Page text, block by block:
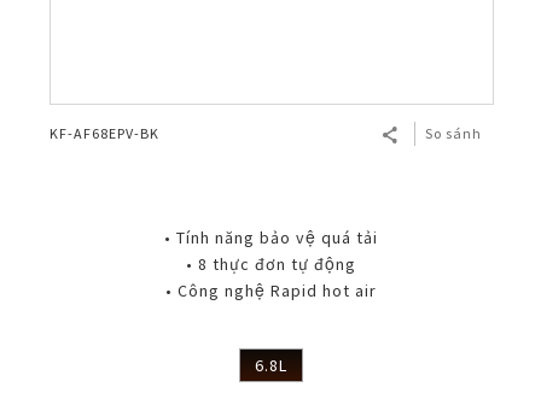
KF-AF68EPV-BK So sánh
• Tính năng bảo vệ quá tải
• 8 thực đơn tự động
• Công nghệ Rapid hot air
6.8L